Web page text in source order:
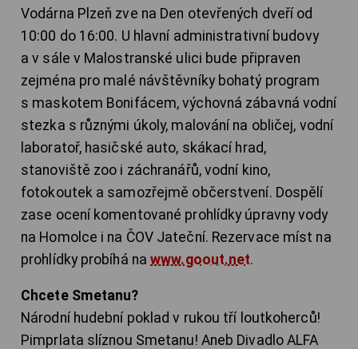
Vodárna Plzeň zve na Den otevřených dveří od
10:00 do 16:00. U hlavní administrativní budovy
a v sále v Malostranské ulici bude připraven
zejména pro malé návštěvníky bohatý program
s maskotem Bonifácem, výchovná zábavná vodní
stezka s různými úkoly, malování na obličej, vodní
laboratoř, hasičské auto, skákací hrad,
stanoviště zoo i záchranářů, vodní kino,
fotokoutek a samozřejmě občerstvení. Dospělí
zase ocení komentované prohlídky úpravny vody
na Homolce i na ČOV Jateční. Rezervace míst na
prohlídky probíhá nawww.goout.net.
Chcete Smetanu?
Národní hudební poklad v rukou tří loutkoherců!
Pimprlata slíznou Smetanu! Aneb Divadlo ALFA